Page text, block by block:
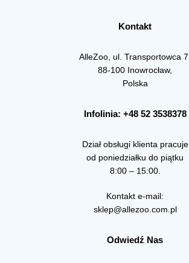
Kontakt
AlleZoo, ul. Transportowca 7,
88-100 Inowrocław,
Polska
Infolinia: +48 52 3538378
Dział obsługi klienta pracuje
od poniedziałku do piątku
8:00 – 15:00.
Kontakt e-mail:
sklep@allezoo.com.pl
Odwiedź Nas